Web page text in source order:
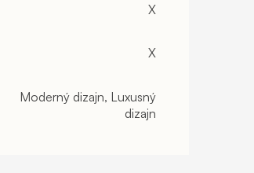
X
X
Moderný dizajn, Luxusný
dizajn